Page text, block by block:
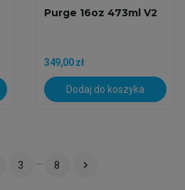
Purge 16oz 473ml V2
349,00 zł
Dodaj do koszyka
3 8 